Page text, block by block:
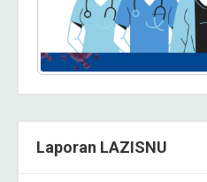
Laporan LAZISNU